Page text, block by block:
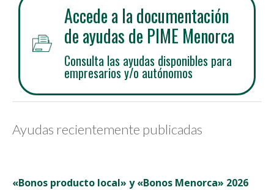
Accede a la documentación
de ayudas de PIME Menorca
Consulta las ayudas disponibles para
empresarios y/o autónomos
Ayudas recientemente publicadas
«Bonos producto local» y «Bonos Menorca» 2026